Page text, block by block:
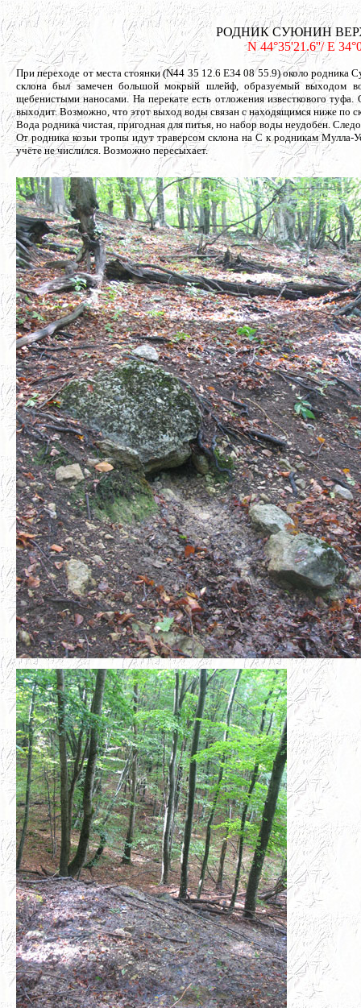
РОДНИК СУЮНИН
N 44°35'21.6''/ E
При переходе от места стоянки (N44 35 12.6 E34 08 55.9) около родника
склона был замечен большой мокрый шлейф, образуемый выходом
щебенистыми наносами. На перекате есть отложения известкового
выходит. Возможно, что этот выход воды связан с находящимся ниже
Вода родника чистая, пригодная для питья, но набор воды неудобен.
От родника козьи тропы идут траверсом склона на С к родникам Мулла-
учёте не числился. Возможно пересыхает.